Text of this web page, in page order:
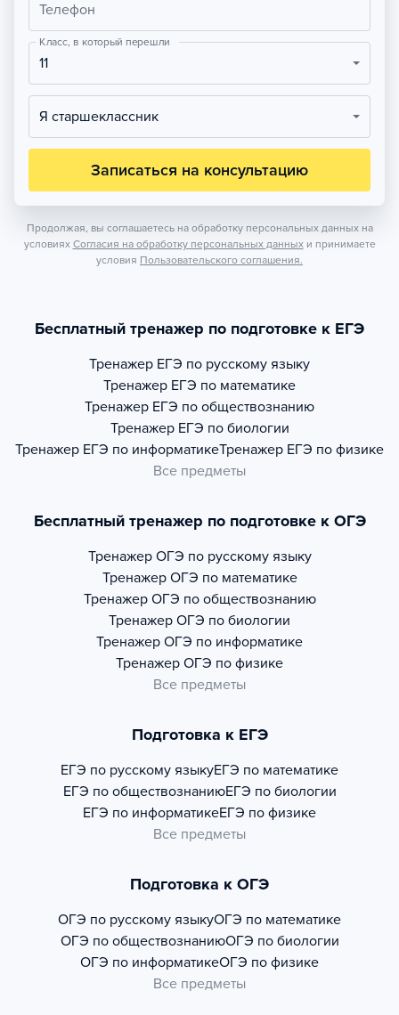
Телефон
Класс, в который перешли
11
Я старшеклассник
Записаться на консультацию
Продолжая, вы соглашаетесь на обработку персональных данных на
условиях Согласия на обработку персональных данных и принимаете
условия Пользовательского соглашения.
Бесплатный тренажер по подготовке к ЕГЭ
Тренажер ЕГЭ по русскому языку
Тренажер ЕГЭ по математике
Тренажер ЕГЭ по обществознанию
Тренажер ЕГЭ по биологии
Тренажер ЕГЭ по информатикеТренажер ЕГЭ по физике
Все предметы
Бесплатный тренажер по подготовке к ОГЭ
Тренажер ОГЭ по русскому языку
Тренажер ОГЭ по математике
Тренажер ОГЭ по обществознанию
Тренажер ОГЭ по биологии
Тренажер ОГЭ по информатике
Тренажер ОГЭ по физике
Все предметы
Подготовка к ЕГЭ
ЕГЭ по русскому языкуЕГЭ по математике
ЕГЭ по обществознаниюЕГЭ по биологии
ЕГЭ по информатикеЕГЭ по физике
Все предметы
Подготовка к ОГЭ
ОГЭ по русскому языкуОГЭ по математике
ОГЭ по обществознаниюОГЭ по биологии
ОГЭ по информатикеОГЭ по физике
Все предметы